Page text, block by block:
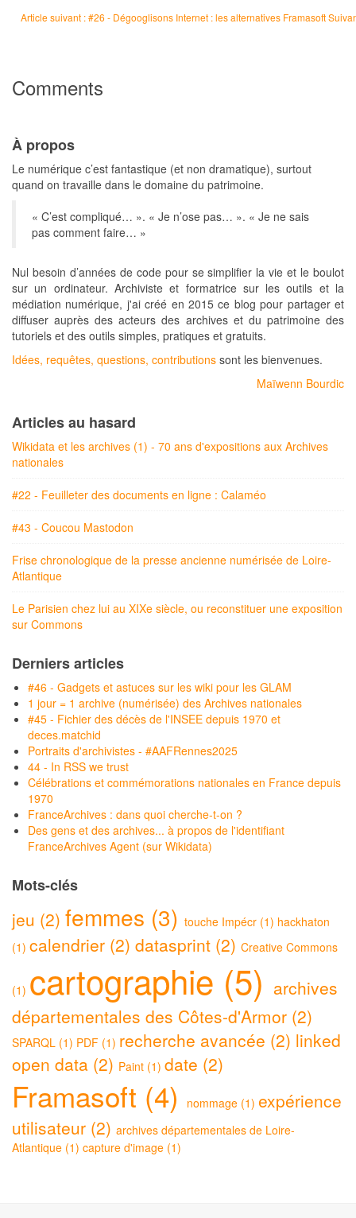
Article suivant : #26 - Dégooglisons Internet : les alternatives Framasoft
Comments
À propos
Le numérique c’est fantastique (et non dramatique), surtout
quand on travaille dans le domaine du patrimoine.
« C’est compliqué… ». « Je n’ose pas… ». « Je ne sais
pas comment faire… »
Nul besoin d’années de code pour se simplifier la vie et le boulot
sur un ordinateur. Archiviste et formatrice sur les outils et la
médiation numérique, j'ai créé en 2015 ce blog pour partager et
diffuser auprès des acteurs des archives et du patrimoine des
tutoriels et des outils simples, pratiques et gratuits.
Idées, requêtes, questions, contributions sont les bienvenues.
Maïwenn Bourdic
Articles au hasard
Wikidata et les archives (1) - 70 ans d'expositions aux Archives
nationales
#22 - Feuilleter des documents en ligne : Calaméo
#43 - Coucou Mastodon
Frise chronologique de la presse ancienne numérisée de Loire-
Atlantique
Le Parisien chez lui au XIXe siècle, ou reconstituer une exposition
sur Commons
Derniers articles
#46 - Gadgets et astuces sur les wiki pour les GLAM
1 jour = 1 archive (numérisée) des Archives nationales
#45 - Fichier des décès de l'INSEE depuis 1970 et
deces.matchid
Portraits d'archivistes - #AAFRennes2025
44 - In RSS we trust
Célébrations et commémorations nationales en France depuis
1970
FranceArchives : dans quoi cherche-t-on ?
Des gens et des archives... à propos de l'identifiant
FranceArchives Agent (sur Wikidata)
Mots-clés
jeu (2) femmes (3) touche Impécr (1) hackhaton
(1) calendrier (2) datasprint (2) Creative Commons
(1) cartographie (5) archives
départementales des Côtes-d'Armor (2)
SPARQL (1) PDF (1) recherche avancée (2) linked
open data (2) Paint (1) date (2)
Framasoft (4) nommage (1) expérience
utilisateur (2) archives départementales de Loire-
Atlantique (1) capture d'image (1)